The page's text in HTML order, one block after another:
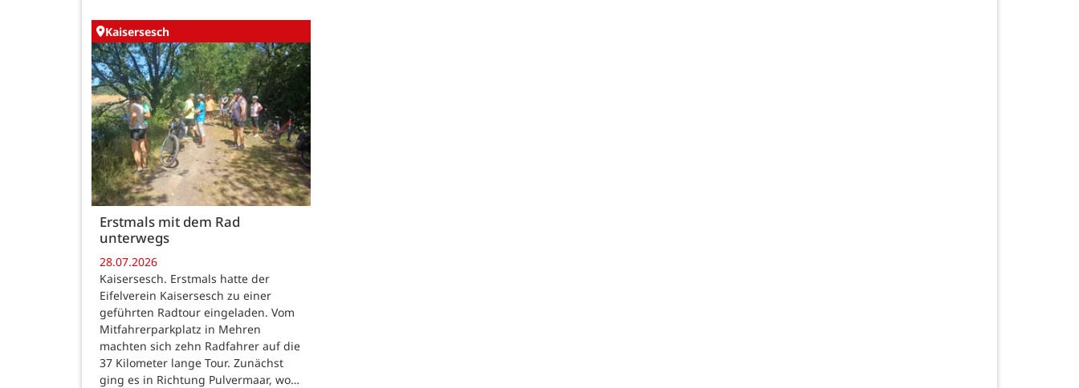
Kaisersesch
Erstmals mit dem Rad
unterwegs
28.07.2026
Kaisersesch. Erstmals hatte der
Eifelverein Kaisersesch zu einer
geführten Radtour eingeladen. Vom
Mitfahrerparkplatz in Mehren
machten sich zehn Radfahrer auf die
37 Kilometer lange Tour. Zunächst
ging es in Richtung Pulvermaar, wo…